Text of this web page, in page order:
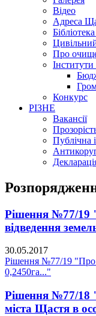
Відео
Адреса
Про
Інститути
Конкурс
РІЗНЕ
Вакансії
Публічна
Рішення №77/19
відведення
30.05.2017
Рішення №77/19 "Про
0,2450га..."
Рішення №77/18
міста Щастя в